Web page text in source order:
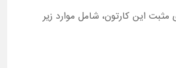
مثبت این کارتون، شامل موارد زیر